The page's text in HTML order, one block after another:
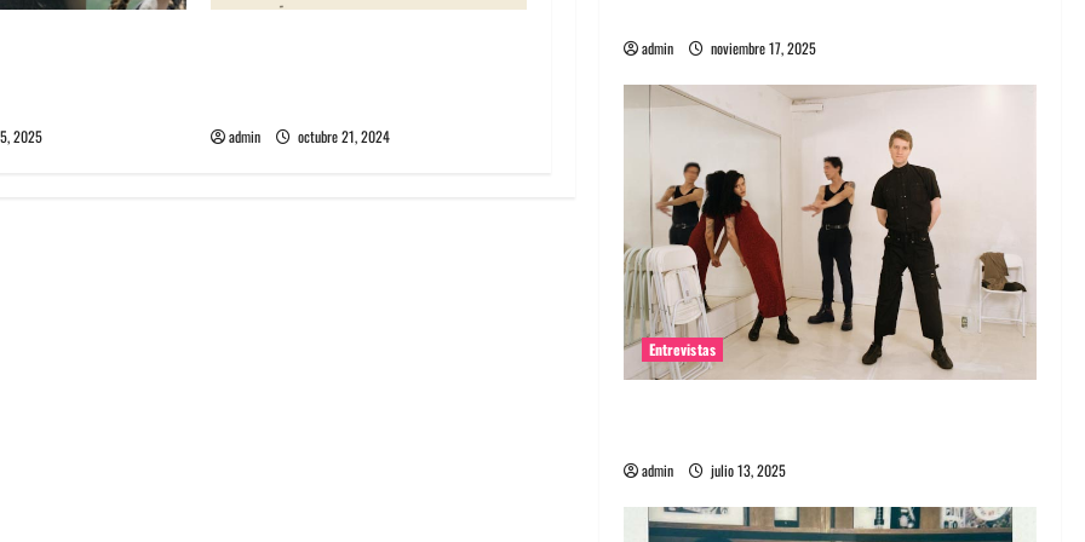
2025 admin octubre 21, 2024
admin noviembre 17, 2025
Entrevistas
admin julio 13, 2025